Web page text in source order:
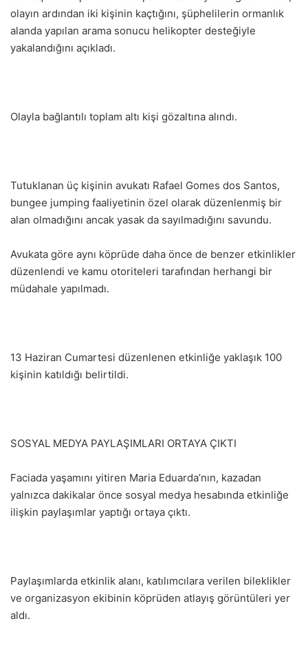
olayın ardından iki kişinin kaçtığını, şüphelilerin ormanlık
alanda yapılan arama sonucu helikopter desteğiyle
yakalandığını açıkladı.
Olayla bağlantılı toplam altı kişi gözaltına alındı.
Tutuklanan üç kişinin avukatı Rafael Gomes dos Santos,
bungee jumping faaliyetinin özel olarak düzenlenmiş bir
alan olmadığını ancak yasak da sayılmadığını savundu.
Avukata göre aynı köprüde daha önce de benzer etkinlikler
düzenlendi ve kamu otoriteleri tarafından herhangi bir
müdahale yapılmadı.
13 Haziran Cumartesi düzenlenen etkinliğe yaklaşık 100
kişinin katıldığı belirtildi.
SOSYAL MEDYA PAYLAŞIMLARI ORTAYA ÇIKTI
Faciada yaşamını yitiren Maria Eduarda’nın, kazadan
yalnızca dakikalar önce sosyal medya hesabında etkinliğe
ilişkin paylaşımlar yaptığı ortaya çıktı.
Paylaşımlarda etkinlik alanı, katılımcılara verilen bileklikler
ve organizasyon ekibinin köprüden atlayış görüntüleri yer
aldı.